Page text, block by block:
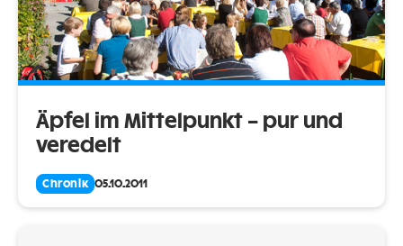
Äpfel im Mittelpunkt – pur und
veredelt
Chronik 05.10.2011